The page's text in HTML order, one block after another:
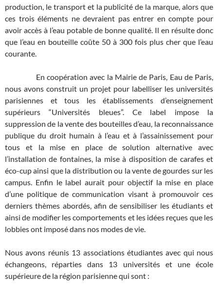
production, le transport et la publicité de la marque, alors que
ces trois éléments ne devraient pas entrer en compte pour
avoir accès à l’eau potable de bonne qualité. Il en résulte donc
que l’eau en bouteille coûte 50 à 300 fois plus cher que l’eau
courante.
En coopération avec la Mairie de Paris, Eau de Paris,
nous avons construit un projet pour labelliser les universités
parisiennes et tous les établissements d’enseignement
supérieurs “Universités bleues”. Ce label impose la
suppression de la vente des bouteilles d’eau, la reconnaissance
publique du droit humain à l’eau et à l’assainissement pour
tous et la mise en place de solution alternative avec
l’installation de fontaines, la mise à disposition de carafes et
éco-cup ainsi que la distribution ou la vente de gourdes sur les
campus. Enfin le label aurait pour objectif la mise en place
d’une politique de communication visant à promouvoir ces
derniers thèmes abordés, afin de sensibiliser les étudiants et
ainsi de modifier les comportements et les idées reçues que les
lobbies ont imposé dans nos modes de vie.
Nous avons réunis 13 associations étudiantes avec qui nous
échangeons, réparties dans 13 universités et une école
supérieure de la région parisienne qui sont :